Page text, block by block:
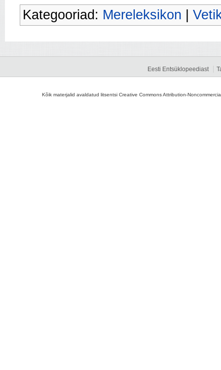
Kategooriad: Mereleksikon
Eesti Entsüklopeediast
Kõik materjalid avaldatud litsentsi Creative Commons Attribution-